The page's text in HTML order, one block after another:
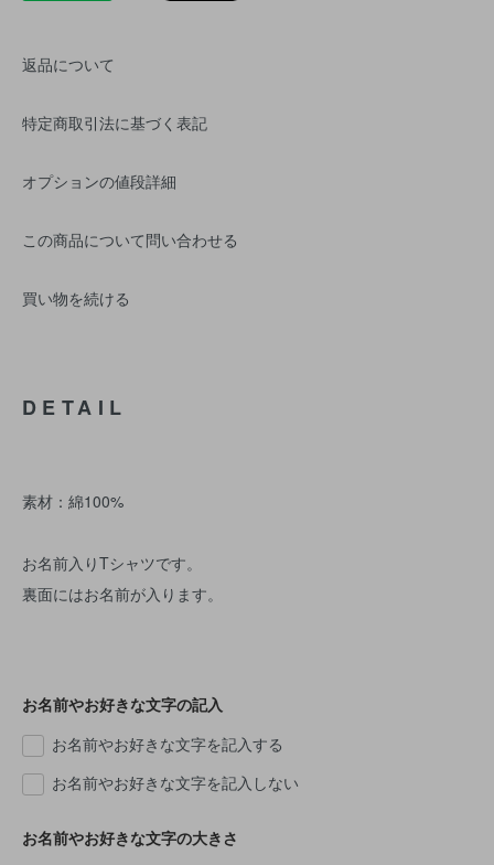
返品について
特定商取引法に基づく表記
オプションの値段詳細
この商品について問い合わせる
買い物を続ける
DETAIL
素材：綿100%
お名前入りTシャツです。
裏面にはお名前が入ります。
お名前やお好きな文字の記入
お名前やお好きな文字を記入する
お名前やお好きな文字を記入しない
お名前やお好きな文字の大きさ